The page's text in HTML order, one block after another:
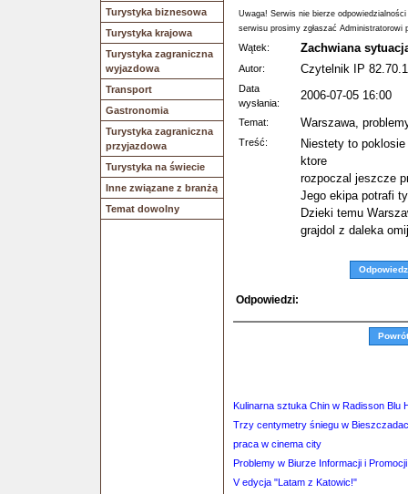
Turystyka biznesowa
Turystyka krajowa
Turystyka zagraniczna
wyjazdowa
Transport
Gastronomia
Turystyka zagraniczna
przyjazdowa
Turystyka na świecie
Inne związane z branżą
Temat dowolny
Uwaga! Serwis nie bierze
serwisu prosimy zgłaszać Administratorowi
Wątek: Zachwiana
Autor: Czytelnik IP
Data
wysłania:
2006-07-05 16:00
Temat: Warszawa,
Treść:
Niestety to
ktore
rozpoczal jeszcze
Jego ekipa potrafi
Dzieki temu
grajdol z daleka
Odpowiedz
Odpowiedzi:
Kulinarna sztuka Chin w Radisson Blu
Trzy centymetry śniegu w
praca w cinema city
Problemy w Biurze Informacji i
V edycja "Latam z Katowic!"